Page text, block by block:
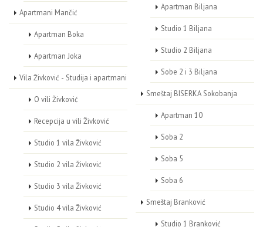
Apartmani Mančić
Apartman Boka
Apartman Joka
Vila Živković - Studija i apartmani
O vili Živković
Recepcija u vili Živković
Studio 1 vila Živković
Studio 2 vila Živković
Studio 3 vila Živković
Studio 4 vila Živković
Apartman Biljana
Studio 1 Biljana
Studio 2 Biljana
Sobe 2 i 3 Biljana
Smeštaj BISERKA Sokobanja
Apartman 10
Soba 2
Soba 5
Soba 6
Smeštaj Branković
Studio 1 Branković